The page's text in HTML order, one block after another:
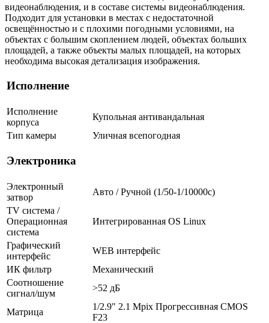
видеонаблюдения, и в составе системы видеонаблюдения.
Подходит для установки в местах с недостаточной
освещённостью и с плохими погодными условиями, на
объектах с большим скоплением людей, объектах больших
площадей, а также объекты малых площадей, на которых
необходима высокая детализация изображения.
Исполнение
Исполнение
корпуса
Купольная антивандальная
Тип камеры
Уличная всепогодная
Электроника
Электронный
затвор
Авто / Ручной (1/50-1/10000c)
TV система /
Операционная
система
Интегрированная OS Linux
Графический
интерфейс
WEB интерфейс
ИК фильтр
Механический
Соотношение
сигнал/шум
>52 дБ
Матрица
1/2.9" 2.1 Mpix Прогрессивная CMOS
F23